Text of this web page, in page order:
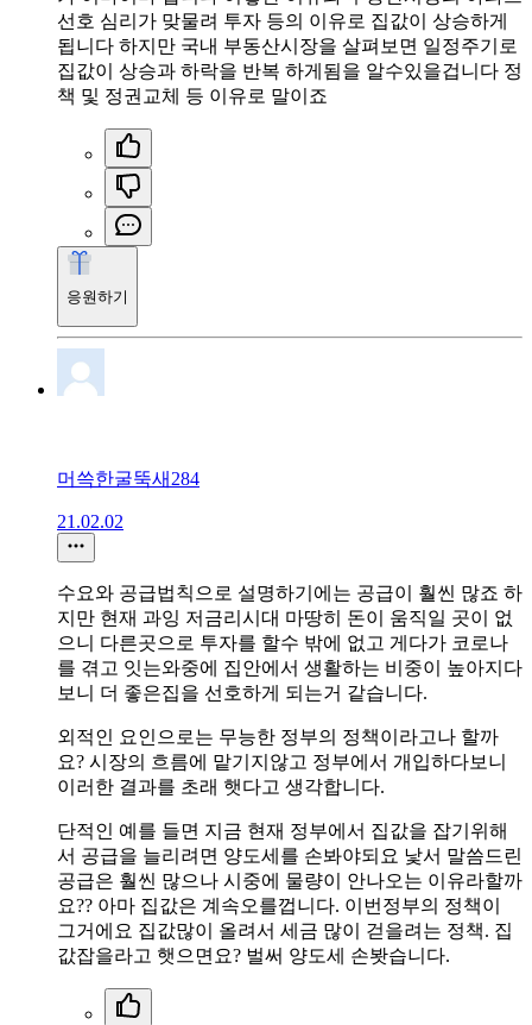
선호 심리가 맞물려 투자 등의 이유로 집값이 상승하게
됩니다 하지만 국내 부동산시장을 살펴보면 일정주기로
집값이 상승과 하락을 반복 하게됨을 알수있을겁니다 정
책 및 정권교체 등 이유로 말이죠
응원하기
머쓱한굴뚝새284
21.02.02
수요와 공급법칙으로 설명하기에는 공급이 훨씬 많죠 하
지만 현재 과잉 저금리시대 마땅히 돈이 움직일 곳이 없
으니 다른곳으로 투자를 할수 밖에 없고 게다가 코로나
를 겪고 잇는와중에 집안에서 생활하는 비중이 높아지다
보니 더 좋은집을 선호하게 되는거 같습니다.
외적인 요인으로는 무능한 정부의 정책이라고나 할까
요? 시장의 흐름에 맡기지않고 정부에서 개입하다보니
이러한 결과를 초래 햇다고 생각합니다.
단적인 예를 들면 지금 현재 정부에서 집값을 잡기위해
서 공급을 늘리려면 양도세를 손봐야되요 낯서 말씀드린
공급은 훨씬 많으나 시중에 물량이 안나오는 이유라할까
요?? 아마 집값은 계속오를껍니다. 이번정부의 정책이
그거에요 집값많이 올려서 세금 많이 걷을려는 정책. 집
값잡을라고 햇으면요? 벌써 양도세 손봣습니다.